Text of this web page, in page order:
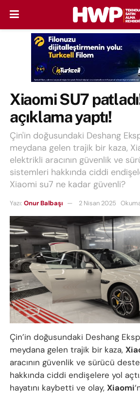
Xiaomi SU7
açıklama yaptı!
Çin'in doğusundaki Deshang
meydana gelen trajik bir kaza,
elektrikli aracının güvenlik ve
sistemleri hakkında ciddi
Xiaomi su7 ne kadar güvenli?
Yazı: Onur Balbaşı 2 Nisan 2025
Çin’in doğusundaki Deshang
meydana gelen trajik bir kaza,
aracının güvenlik ve sürücü
hakkında ciddi endişelere yol
hayatını kaybetti ve olay, Xiaomi